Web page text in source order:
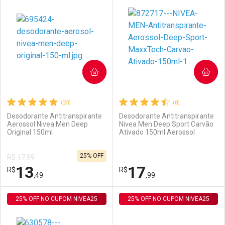
Laboratório
Ativar Desconto
Comprar sem Desconto
Por R$ 13,35/cada
Por Menos
Comprar sem Desconto
Por R$ 13,35/cada
Laboratório
Comprar sem Desconto
Por R$ 13,49/cada
Por Menos
Por R$ 13,49/cada
(23)
Desodorante Antitranspirante
Aerossol Nivea Men Deep
Original 150ml
R$ 17,99
R$13,49
25% OFF
COMPRAR
FECHAR
FECHAR
(8)
Desodorante Antitranspirante
Nivea Men Deep Sport Carvão
Ativado 150ml Aerossol
R$17,99
COMPRAR
25% OFF NO CUPOM NIVEA25 25% OFF NO CUPOM NIVEA25